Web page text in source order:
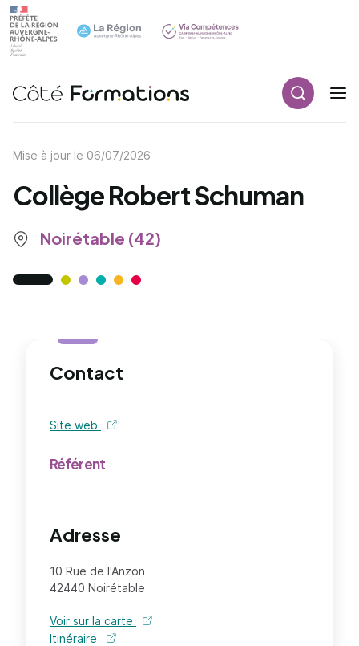
Navigation principale
Mise à jour le 06/07/2026
Collège Robert Schuman
Noirétable (42)
Contact
Site web de l'organisme - nouvel onglet
Référent
Adresse
10 Rue de l'Anzon
42440 Noirétable
Voir sur la carte
Itinéraire